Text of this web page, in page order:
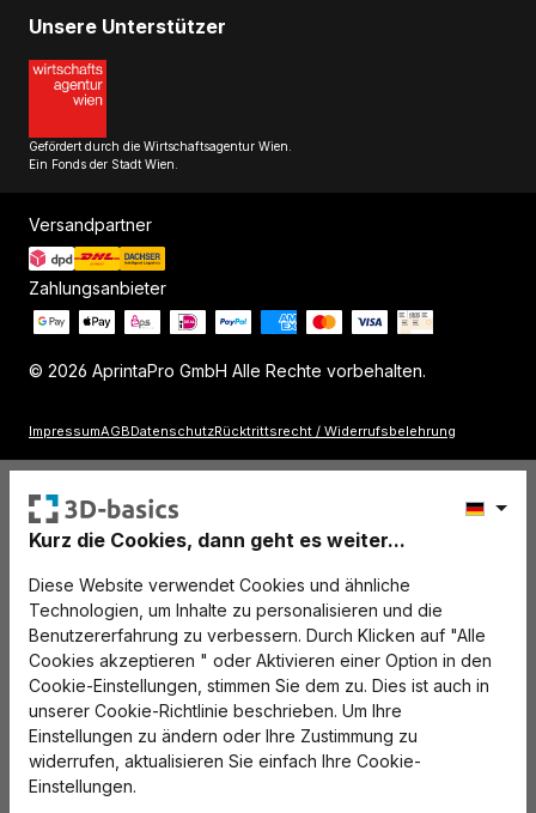
Kurz die Cookies, dann geht es weiter...
Diese Website verwendet Cookies und ähnliche
Technologien, um Inhalte zu personalisieren und die
Benutzererfahrung zu verbessern. Durch Klicken auf "Alle
Cookies akzeptieren " oder Aktivieren einer Option in den
Cookie-Einstellungen, stimmen Sie dem zu. Dies ist auch in
unserer Cookie-Richtlinie beschrieben. Um Ihre
Einstellungen zu ändern oder Ihre Zustimmung zu
widerrufen, aktualisieren Sie einfach Ihre Cookie-
Einstellungen.
Unsere Unterstützer
Gefördert durch die Wirtschaftsagentur Wien.
Ein Fonds der Stadt Wien.
© 2026 AprintaPro GmbH Alle Rechte vorbehalten.
ImpressumAGBDatenschutzRücktrittsrecht / Widerrufsbelehrung
Versandpartner
Zahlungsanbieter